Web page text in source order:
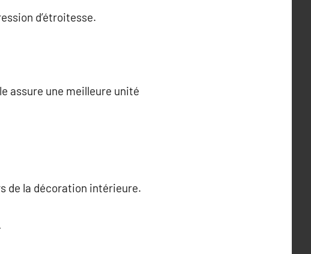
d’étroitesse.
assure une meilleure unité
de la décoration intérieure.